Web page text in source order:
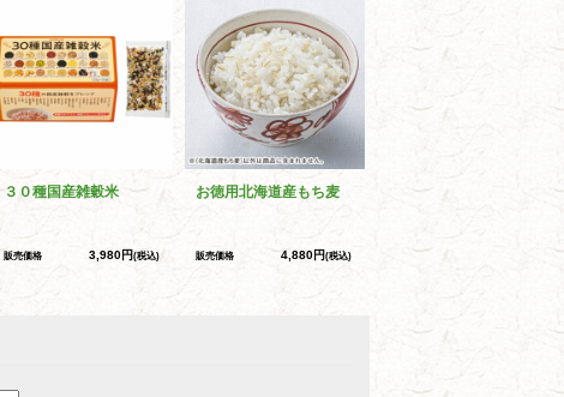
３０種国産雑穀米
販売価格 3,980円(税込)
お徳用北海道産もち麦
販売価格 4,880円(税込)